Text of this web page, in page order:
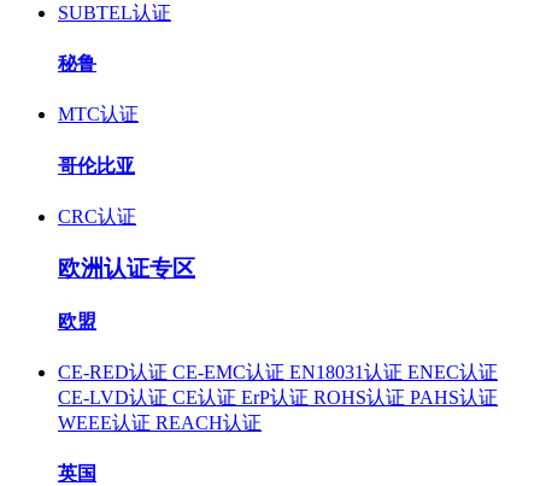
SUBTEL认证
秘鲁
MTC认证
哥伦比亚
CRC认证
欧洲认证专区
欧盟
CE-RED认证 CE-EMC认证 EN18031认证 ENEC认证
CE-LVD认证 CE认证 ErP认证 ROHS认证 PAHS认证
WEEE认证 REACH认证
英国